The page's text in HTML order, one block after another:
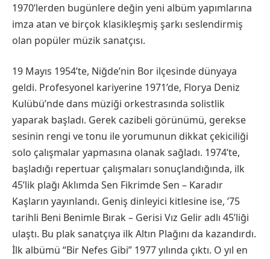
1970’lerden bugünlere değin yeni albüm yapımlarına
imza atan ve birçok klasikleşmiş şarkı seslendirmiş
olan popüler müzik sanatçısı.
19 Mayıs 1954’te, Niğde’nin Bor ilçesinde dünyaya
geldi. Profesyonel kariyerine 1971’de, Florya Deniz
Kulübü’nde dans müziği orkestrasında solistlik
yaparak başladı. Gerek cazibeli görünümü, gerekse
sesinin rengi ve tonu ile yorumunun dikkat çekiciliği
solo çalışmalar yapmasına olanak sağladı. 1974’te,
başladığı repertuar çalışmaları sonuçlandığında, ilk
45’lik plağı Aklımda Sen Fikrimde Sen – Karadır
Kaşların yayınlandı. Geniş dinleyici kitlesine ise, ’75
tarihli Beni Benimle Bırak – Gerisi Vız Gelir adlı 45’liği
ulaştı. Bu plak sanatçıya ilk Altın Plağını da kazandırdı.
İlk albümü “Bir Nefes Gibi” 1977 yılında çıktı. O yıl en